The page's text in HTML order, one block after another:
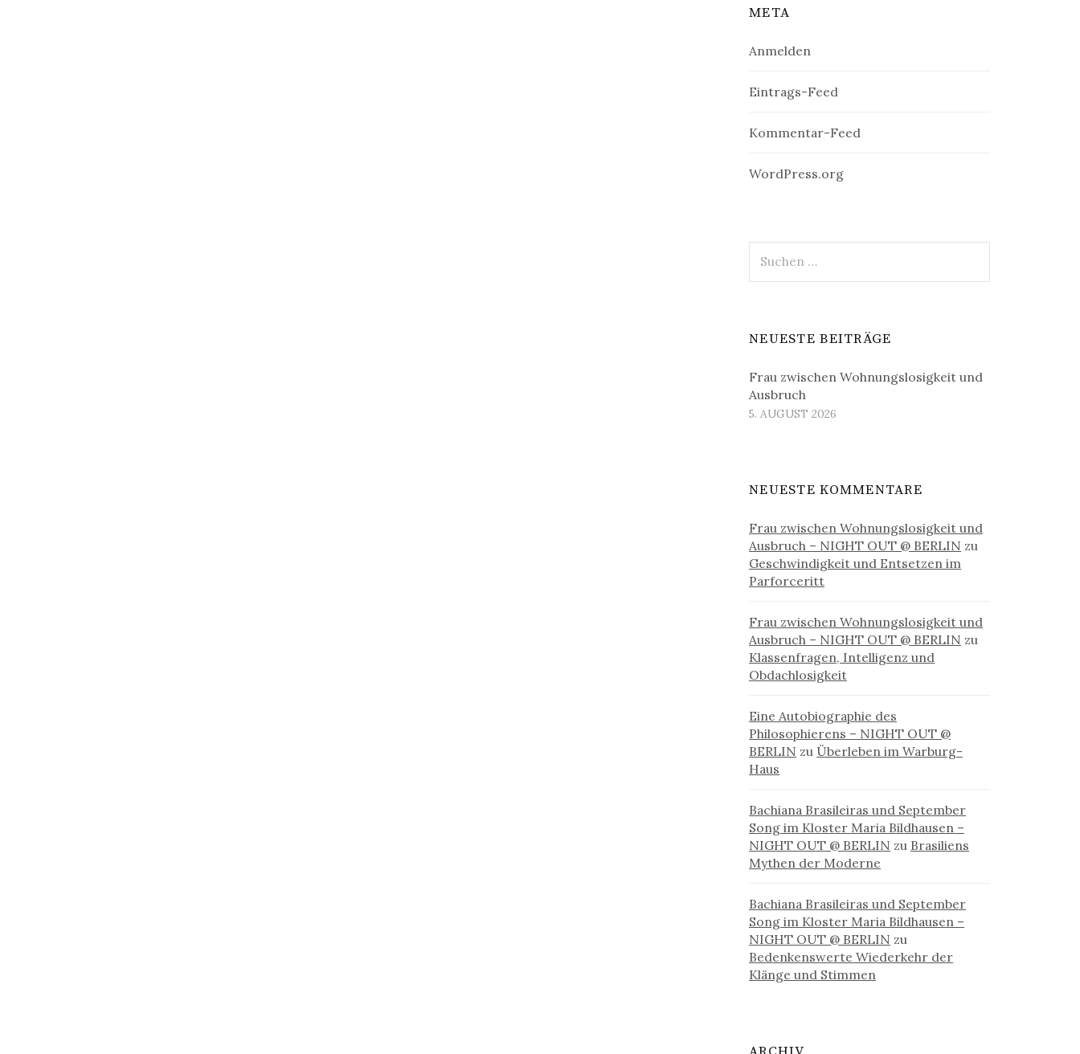
META
Anmelden
Eintrags-Feed
Kommentar-Feed
WordPress.org
nach:
NEUESTE BEITRÄGE
Frau zwischen Wohnungslosigkeit und
Ausbruch
5. AUGUST 2026
NEUESTE KOMMENTARE
Frau zwischen Wohnungslosigkeit und
Ausbruch – NIGHT OUT @ BERLIN zu
Geschwindigkeit und Entsetzen im
Parforceritt
Frau zwischen Wohnungslosigkeit und
Ausbruch – NIGHT OUT @ BERLIN zu
Klassenfragen, Intelligenz und
Obdachlosigkeit
Eine Autobiographie des
Philosophierens – NIGHT OUT @
BERLIN zu Überleben im Warburg-
Haus
Bachiana Brasileiras und September
Song im Kloster Maria Bildhausen –
NIGHT OUT @ BERLIN zu Brasiliens
Mythen der Moderne
Bachiana Brasileiras und September
Song im Kloster Maria Bildhausen –
NIGHT OUT @ BERLIN zu
Bedenkenswerte Wiederkehr der
Klänge und Stimmen